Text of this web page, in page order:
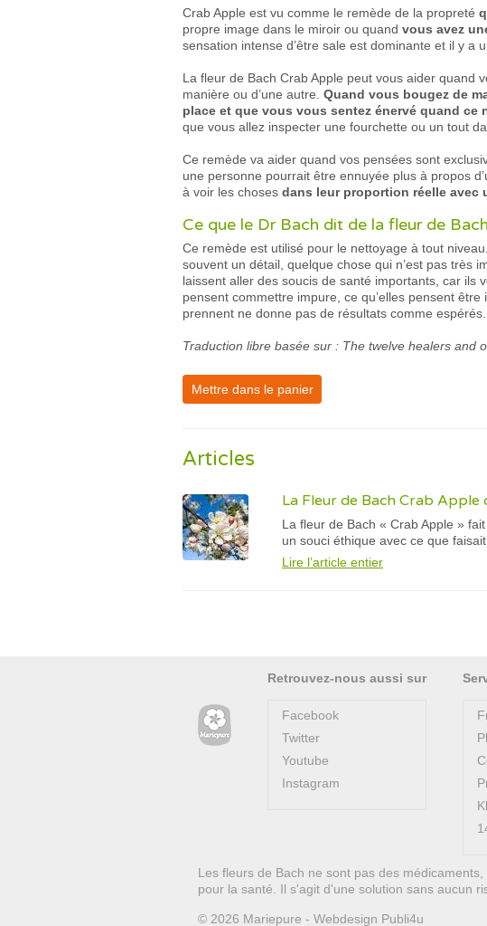
Crab Apple est vu comme le remède de la propreté
propre image dans le miroir ou quand vous avez
sensation intense d’être sale est dominante et il y a
La fleur de Bach Crab Apple peut vous aider quand
manière ou d’une autre. Quand vous bougez de
place et que vous vous sentez énervé quand ce
que vous allez inspecter une fourchette ou un tout
Ce remède va aider quand vos pensées sont
une personne pourrait être ennuyée plus à propos
à voir les choses dans leur proportion réelle avec
Ce que le Dr Bach dit de la fleur de
Ce remède est utilisé pour le nettoyage à tout
souvent un détail, quelque chose qui n’est pas très
laissent aller des soucis de santé importants, car ils
pensent commettre impure, ce qu’elles pensent
prennent ne donne pas de résultats comme espérés.
Traduction libre basée sur : The twelve healers and
Mettre dans le panier
Articles
La Fleur de Bach Crab Apple
La fleur de Bach « Crab Apple »
un souci éthique avec ce que
Lire l’article entier
Retrouvez-nous aussi sur
Facebook
Twitter
Youtube
Instagram
Les fleurs de Bach ne sont pas des
pour la santé. Il s'agit d'une solution sans aucun
© 2026 Mariepure - Webdesign Publi4u